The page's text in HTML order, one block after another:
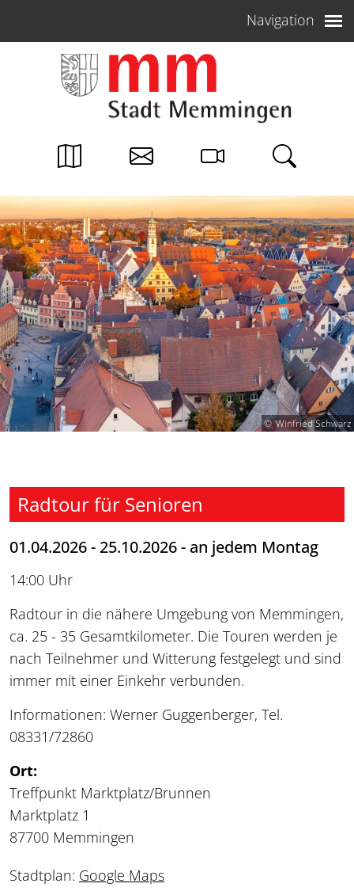
Navigation
Winfried Schwarz
Radtour für Senioren
01.04.2026 - 25.10.2026 - an jedem Montag
14:00 Uhr
Radtour in die nähere Umgebung von Memmingen,
ca. 25 - 35 Gesamtkilometer. Die Touren werden je
nach Teilnehmer und Witterung festgelegt und sind
immer mit einer Einkehr verbunden.
Informationen: Werner Guggenberger, Tel.
08331/72860
Ort:
Treffpunkt Marktplatz/Brunnen
Marktplatz 1
87700 Memmingen
Stadtplan: Google Maps